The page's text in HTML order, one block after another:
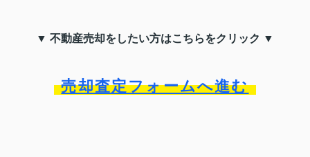
▼ 不動産売却をしたい方はこちらをクリック ▼
売却査定フォームへ進む